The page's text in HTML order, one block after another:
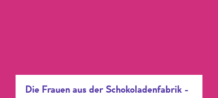
Die Frauen aus der Schokoladenfabrik -